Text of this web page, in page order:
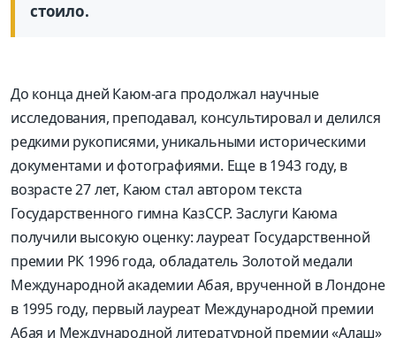
стоило.
До конца дней Каюм-ага продолжал научные
исследования, преподавал, консультировал и делился
редкими рукописями, уникальными историческими
документами и фотографиями. Еще в 1943 году, в
возрасте 27 лет, Каюм стал автором текста
Государственного гимна КазССР. Заслуги Каюма
получили высокую оценку: лауреат Государственной
премии РК 1996 года, обладатель Золотой медали
Международной академии Абая, врученной в Лондоне
в 1995 году, первый лауреат Международной премии
Абая и Международной литературной премии «Алаш»